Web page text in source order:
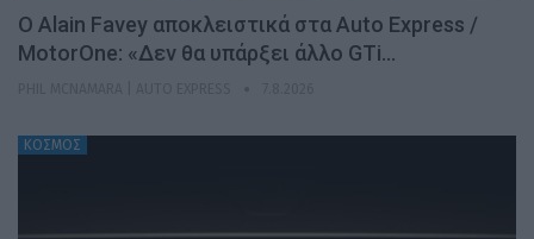
Ο Alain Favey αποκλειστικά στα Auto Express /
MotorOne: «Δεν θα υπάρξει άλλο GTi…
ΚΟΣΜΟΣ